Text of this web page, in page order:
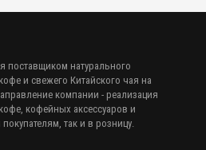
поставщиком натурального
и свежего Китайского чая на
компании - реализация
кофейных аксессуаров и
так и в розницу.